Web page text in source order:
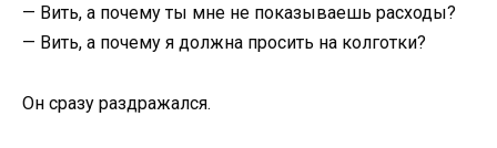
— Вить, а почему ты мне не показываешь расходы?
— Вить, а почему я должна просить на колготки?
Он сразу раздражался.